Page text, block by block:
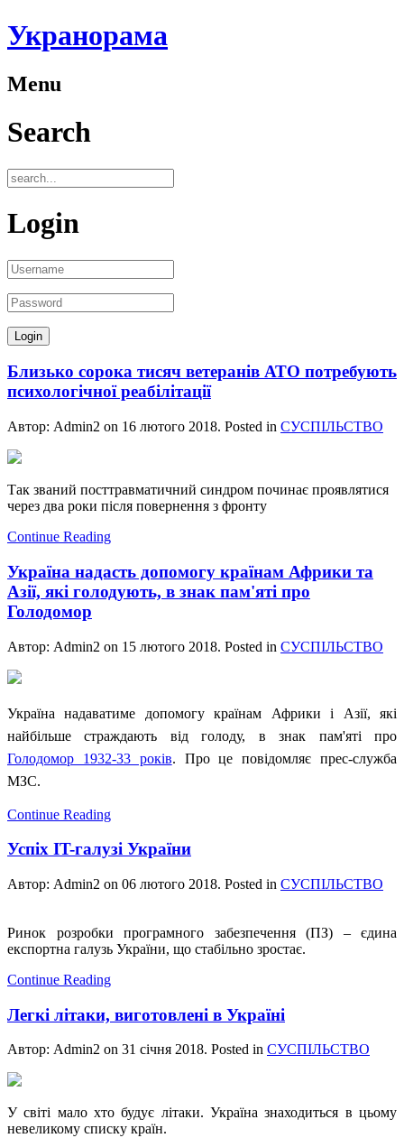
Укранорама
Menu
Search
Login
Близько сорока тисяч ветеранів АТО потребують
психологічної реабілітації
Автор: Admin2 on 16 лютого 2018. Posted in СУСПІЛЬСТВО
Так званий посттравматичний синдром починає проявлятися
через два роки після повернення з фронту
Continue Reading
Україна надасть допомогу країнам Африки та
Азії, які голодують, в знак пам'яті про
Голодомор
Автор: Admin2 on 15 лютого 2018. Posted in СУСПІЛЬСТВО
Україна надаватиме допомогу країнам Африки і Азії, які
найбільше страждають від голоду, в знак пам'яті про
Голодомор 1932-33 років. Про це повідомляє прес-служба
МЗС.
Continue Reading
Успіх IT-галузі України
Автор: Admin2 on 06 лютого 2018. Posted in СУСПІЛЬСТВО
Ринок розробки програмного забезпечення (ПЗ) – єдина
експортна галузь України, що стабільно зростає.
Continue Reading
Легкі літаки, виготовлені в Україні
Автор: Admin2 on 31 січня 2018. Posted in СУСПІЛЬСТВО
У світі мало хто будує літаки. Україна знаходиться в цьому
невеликому списку країн.